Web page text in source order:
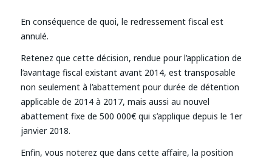
En conséquence de quoi, le redressement fiscal est
annulé.
Retenez que cette décision, rendue pour l’application de
l’avantage fiscal existant avant 2014, est transposable
non seulement à l’abattement pour durée de détention
applicable de 2014 à 2017, mais aussi au nouvel
abattement fixe de 500 000€ qui s’applique depuis le 1er
janvier 2018.
Enfin, vous noterez que dans cette affaire, la position